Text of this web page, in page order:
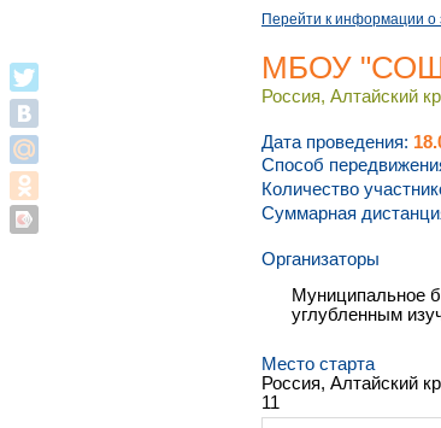
Перейти к информации о
МБОУ "СОШ
Россия, Алтайский
Дата проведения:
Способ
Количество
Суммарная
Организаторы
Муниципальное
углубленным
Место старта
Россия, Алтайский
11